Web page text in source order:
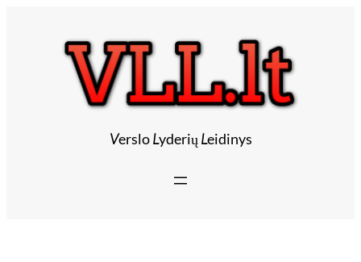
VersloLyderių Leidinys